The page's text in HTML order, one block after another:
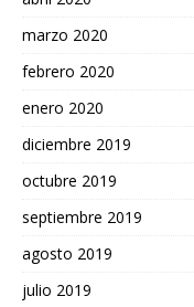
marzo 2020
febrero 2020
enero 2020
diciembre 2019
octubre 2019
septiembre 2019
agosto 2019
julio 2019